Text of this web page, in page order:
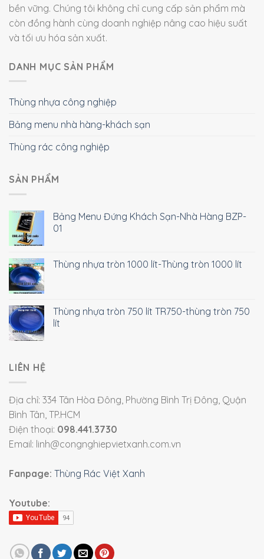
bền vững. Chúng tôi không chỉ cung cấp sản phẩm mà
còn đồng hành cùng doanh nghiệp nâng cao hiệu suất
và tối ưu hóa sản xuất.
DANH MỤC SẢN PHẨM
Thùng nhựa công nghiệp
Bảng menu nhà hàng-khách sạn
Thùng rác công nghiệp
SẢN PHẨM
Bảng Menu Đứng Khách Sạn-Nhà Hàng BZP-
01
Thùng nhựa tròn 1000 lít-Thùng tròn 1000 lít
Thùng nhựa tròn 750 lít TR750-thùng tròn 750
lít
LIÊN HỆ
Địa chỉ: 334 Tân Hòa Đông, Phường Bình Trị Đông, Quận
Bình Tân, TP.HCM
Điện thoại: 098.441.3730
Email: linh@congnghiepvietxanh.com.vn
Fanpage: Thùng Rác Việt Xanh
Youtube: